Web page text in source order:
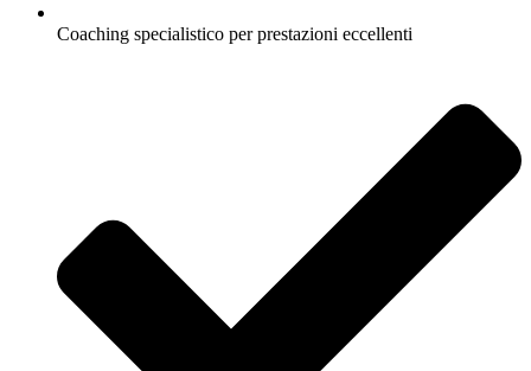
Coaching specialistico per prestazioni eccellenti